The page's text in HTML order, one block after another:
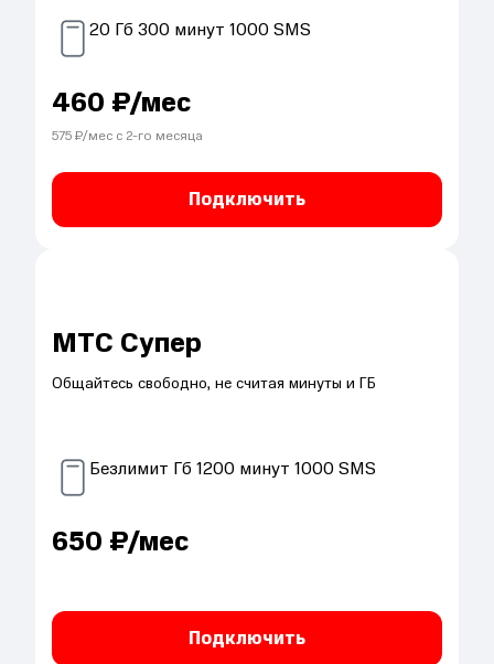
20 Гб 300 минут 1000SMS
460 ₽/мес
575₽/мес с 2-го месяца
Подключить
МТС Супер
Общайтесь свободно, не считая минуты и ГБ
Безлимит Гб 1200 минут 1000SMS
650 ₽/мес
Подключить